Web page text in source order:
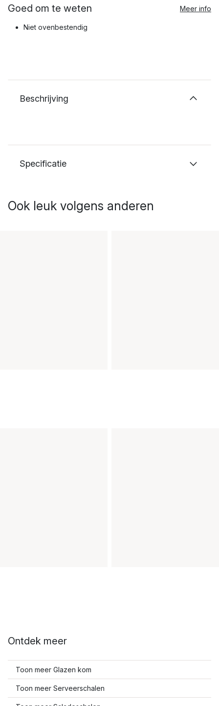
Goed om te weten Meer info
Niet ovenbestendig
Beschrijving
Specificatie
Ook leuk volgens anderen
Ontdek meer
Toon meer Glazen kom
Toon meer Serveerschalen